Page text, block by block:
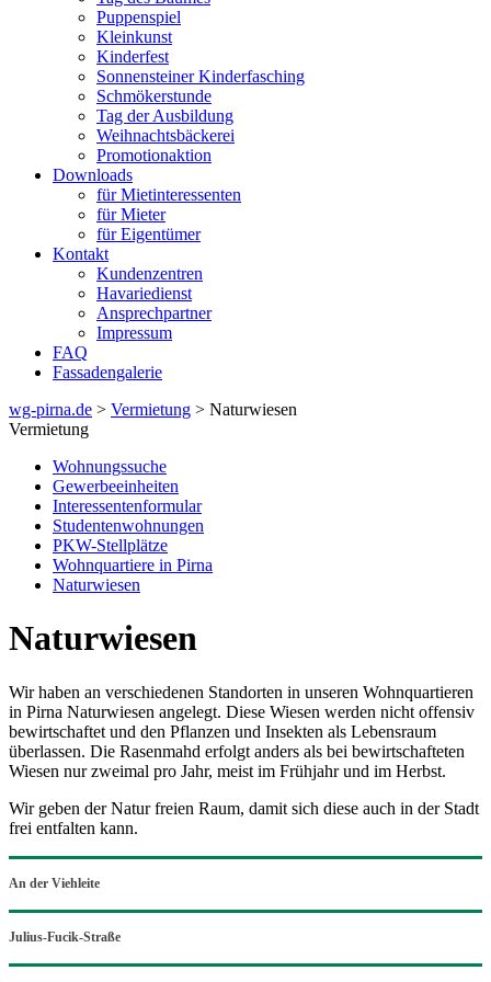
Puppenspiel
Kleinkunst
Kinderfest
Sonnensteiner Kinderfasching
Schmökerstunde
Tag der Ausbildung
Weihnachtsbäckerei
Promotionaktion
Downloads
für Mietinteressenten
für Mieter
für Eigentümer
Kontakt
Kundenzentren
Havariedienst
Ansprechpartner
Impressum
FAQ
Fassadengalerie
wg-pirna.de > Vermietung > Naturwiesen
Vermietung
Wohnungssuche
Gewerbeeinheiten
Interessentenformular
Studentenwohnungen
PKW-Stellplätze
Wohnquartiere in Pirna
Naturwiesen
Naturwiesen
Wir haben an verschiedenen Standorten in unseren Wohnquartieren
in Pirna Naturwiesen angelegt. Diese Wiesen werden nicht offensiv
bewirtschaftet und den Pflanzen und Insekten als Lebensraum
überlassen. Die Rasenmahd erfolgt anders als bei bewirtschafteten
Wiesen nur zweimal pro Jahr, meist im Frühjahr und im Herbst.
Wir geben der Natur freien Raum, damit sich diese auch in der Stadt
frei entfalten kann.
An der Viehleite
Julius-Fucik-Straße